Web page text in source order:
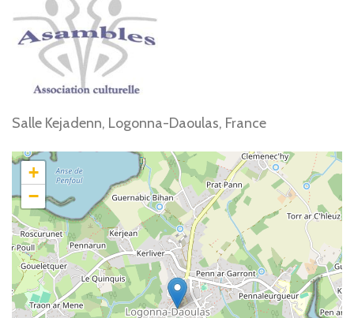
Salle Kejadenn, Logonna-Daoulas, France
+
−